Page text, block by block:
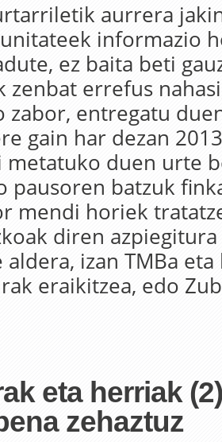
aurrera
informazio
ez baita beti
zenbat errefus
zabor, entregatu
gain har dezan
metatuko duen urte
pausoren batzuk
mendi horiek
diren
aldera, izan TMBa eta
eraikitzea, edo
eta herriak
zehaztuz